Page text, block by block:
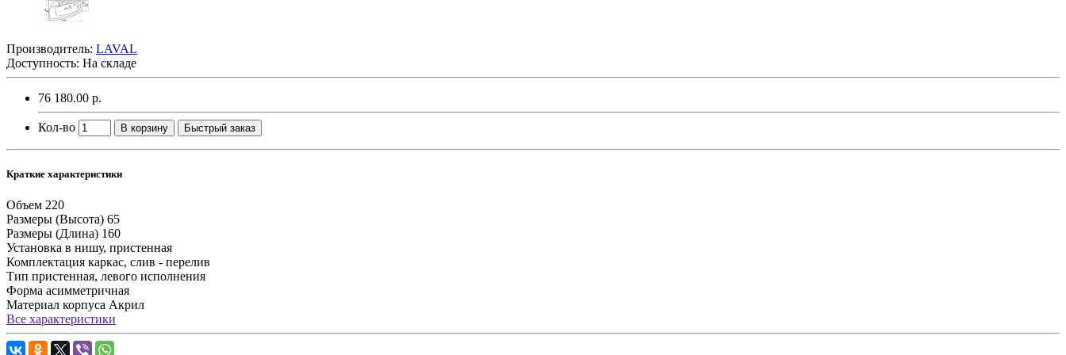
Производитель: LAVAL
Доступность: На складе
76 180.00 р.
Кол-во В корзину Быстрый заказ
Краткие характеристики
Объем 220
Размеры (Высота) 65
Размеры (Длина) 160
Установка в нишу, пристенная
Комплектация каркас, слив - перелив
Тип пристенная, левого исполнения
Форма асимметричная
Материал корпуса Акрил
Все характеристики